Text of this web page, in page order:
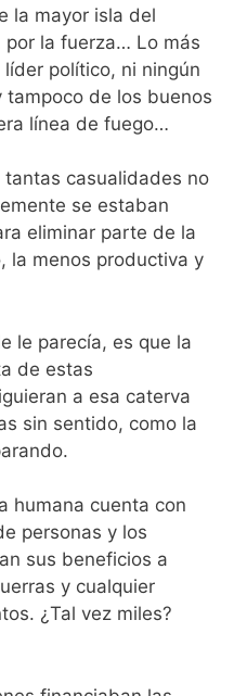
la mayor isla del
por la fuerza… Lo más
político, ni ningún
de los buenos
línea de fuego…
casualidades no
se estaban
eliminar parte de la
la menos productiva y
le parecía, es que la
de estas
a esa caterva
sin sentido, como la
humana cuenta con
personas y los
sus beneficios a
y cualquier
¿Tal vez miles?